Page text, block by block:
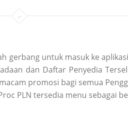
gerbang untuk masuk ke
dan Daftar Penyedia
promosi bagi semua
PLN tersedia menu sebagai